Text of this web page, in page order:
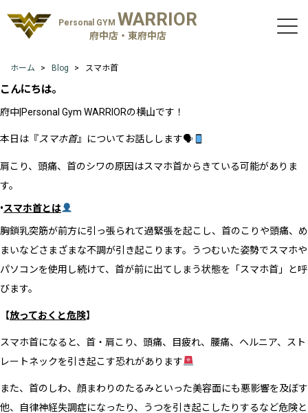
Personal GYM WARRIOR
府中店・東府中店
ホーム Blog スマホ首
こんにちは。
府中|Personal Gym WARRIORの横山です！
本日は『スマホ首』についてお話しします🗣
肩こり、頭痛、首のシワの原因はスマホ首から きている可能がありま
す。
•スマホ首とは
胸鎖乳突筋が前方に引っ張られて過緊張を起こし、首のこりや頭痛、め
まいなどさまざまな不調が引き起こります。うつむいた姿勢でスマホや
パソコンを使用し続けて、首が前に出てしまう状態を「スマホ首」と呼
びます。
【放っておくと危険】
スマホ首になると、首・肩こり、頭痛、目疲れ、腰痛、ヘルニア、スト
レートネックを引き起こす恐れがあります
また、首のしわ、顔まわりのたるみといった美容面にも悪影響を及ぼす
他、自律神経失調症になったり、うつを引き起こしたりするなど危険と